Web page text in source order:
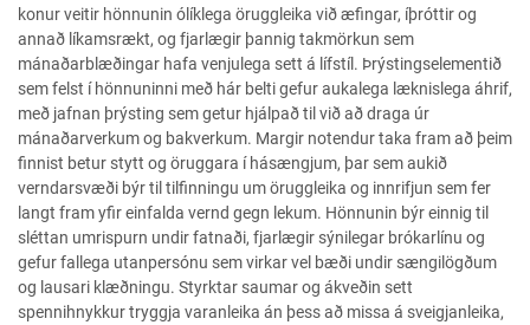
konur veitir hönnunin ólíklega öruggleika við æfingar, íþróttir og
annað líkamsrækt, og fjarlægir þannig takmörkun sem
mánaðarblæðingar hafa venjulega sett á lífstíl. Þrýstingselementið
sem felst í hönnuninni með hár belti gefur aukalega læknislega áhrif,
með jafnan þrýsting sem getur hjálpað til við að draga úr
mánaðarverkum og bakverkum. Margir notendur taka fram að þeim
finnist betur stytt og öruggara í hásængjum, þar sem aukið
verndarsvæði býr til tilfinningu um öruggleika og innrifjun sem fer
langt fram yfir einfalda vernd gegn lekum. Hönnunin býr einnig til
sléttan umrispurn undir fatnaði, fjarlægir sýnilegar brókarlínu og
gefur fallega utanpersónu sem virkar vel bæði undir sængilögðum
og lausari klæðningu. Styrktar saumar og ákveðin sett
spennihnykkur tryggja varanleika án þess að missa á sveigjanleika,